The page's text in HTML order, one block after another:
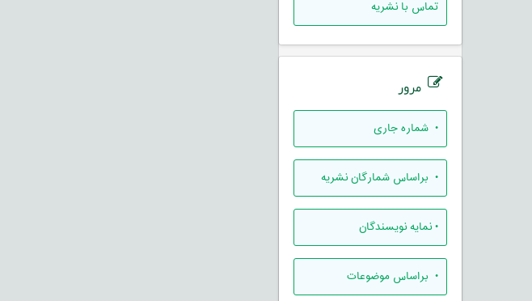
تماس با نشریه
مرور
• شماره جاری
• براساس شمارگان نشریه
•نمایه نویسندگان
• براساس موضوعات